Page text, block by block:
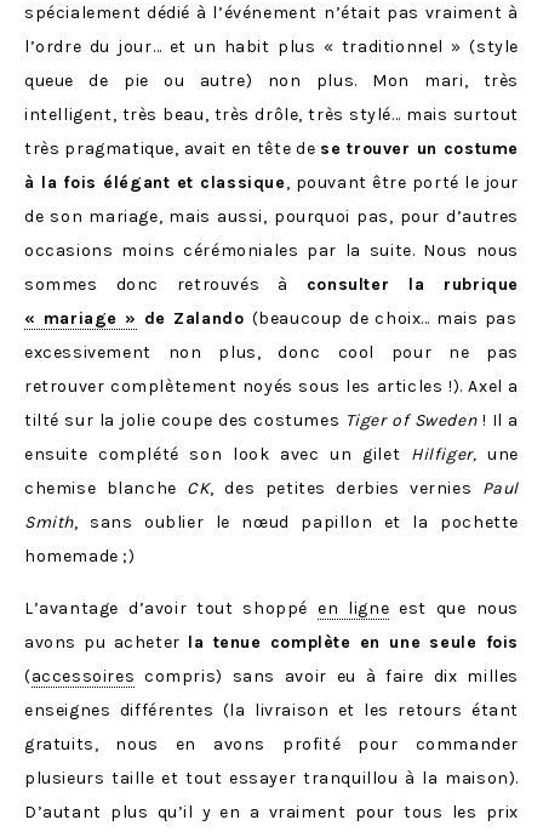
spécialement dédié à l’événement n’était pas vraiment à
l’ordre du jour… et un habit plus « traditionnel » (style
queue de pie ou autre) non plus. Mon mari, très
intelligent, très beau, très drôle, très stylé… mais surtout
très pragmatique, avait en tête de se trouver un costume
à la fois élégant et classique, pouvant être porté le jour
de son mariage, mais aussi, pourquoi pas, pour d’autres
occasions moins cérémoniales par la suite. Nous nous
sommes donc retrouvés à consulter la rubrique
« mariage » de Zalando (beaucoup de choix… mais pas
excessivement non plus, donc cool pour ne pas
retrouver complètement noyés sous les articles !). Axel a
tilté sur la jolie coupe des costumes Tiger of Sweden! Il a
ensuite complété son look avec un gilet Hilfiger, une
chemise blanche CK, des petites derbies vernies Paul
Smith, sans oublier le nœud papillon et la pochette
homemade ;)
L’avantage d’avoir tout shoppé en ligne est que nous
avons pu acheter la tenue complète en une seule fois
(accessoires compris) sans avoir eu à faire dix milles
enseignes différentes (la livraison et les retours étant
gratuits, nous en avons profité pour commander
plusieurs taille et tout essayer tranquillou à la maison).
D’autant plus qu’il y en a vraiment pour tous les prix